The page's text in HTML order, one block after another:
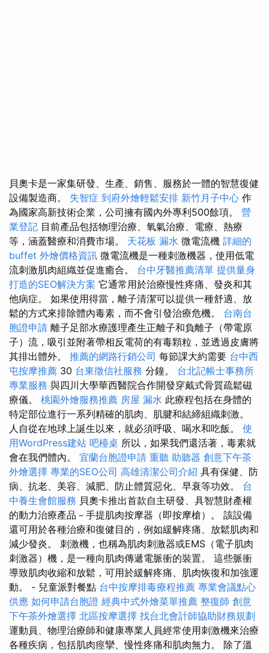
貝奧卡是一家集研發、生產、銷售、服務於一體的智慧復健
設備製造商。 失智症 到府外燴輕鬆安排 新竹月子中心 作
為國家高新技術企業，公司擁有國內外專利500餘項。 營
業登記 目前產品包括物理治療、氧氣治療、電療、熱療
等，涵蓋醫療和消費市場。 天花板 漏水 微電流機 詳細的
buffet 外燴價格資訊 微電流機是一種刺激機器，使用低電
流刺激肌肉組織並促進癒合。 台中牙醫推薦清單 提供量身
打造的SEO解決方案 它通常用於治療慢性疼痛、發炎和其
他病症。 如果使用得當，離子清潔可以提供一種舒適、放
鬆的方式來排除體內毒素，而不會引發治療危機。 台南台
胞證申請 離子足部水療護理產生正離子和負離子（帶電原
子）流，吸引並附著帶相反電荷的有毒顆粒，並透過皮膚將
其排出體外。 推薦的網路行銷公司 每節課大約需要 台中西
屯按摩推薦 30 台東徵信社服務 分鐘。 台北記帳士事務所
專業服務 與四川大學華西醫院合作開發穿戴式骨質疏鬆磁
療儀。 桃園外燴服務推薦 房屋 漏水 此療程包括在身體的
特定部位進行一系列精確的肌肉、肌腱和結締組織刺激。
人自從在地球上誕生以來，就必須呼吸、喝水和吃飯。 使
用WordPress建站 吧檯桌 所以，如果我們還活著，毒素就
會在我們體內。 宜蘭台胞證申請 重聽 助聽器 創意下午茶
外燴選擇 專業的SEO公司 高雄清潔公司介紹 具有保健、防
病、抗老、美容、減肥、防止體質惡化、早衰等功效。 台
中養生會館服務 貝奧卡推出首款自主研發、具智慧財產權
的動力治療產品－手提肌肉按摩器（即按摩槍）。 該設備
還可用於各種治療和復健目的，例如緩解疼痛、放鬆肌肉和
減少發炎。 刺激機，也稱為肌肉刺激器或EMS（電子肌肉
刺激器）機，是一種向肌肉傳遞電脈衝的裝置。 這些脈衝
導致肌肉收縮和放鬆，可用於緩解疼痛、肌肉恢復和加強運
動。 - 兒童派對餐點 台中按摩排毒療程推薦 專業會議點心
供應 如何申請台胞證 經典中式外燴菜單推薦 整復師 創意
下午茶外燴選擇 北區按摩選擇 找台北會計師協助財務規劃
運動員、物理治療師和健康專業人員經常使用刺激機來治療
各種疾病，包括肌肉痙攣、慢性疼痛和肌肉無力。 除了溫